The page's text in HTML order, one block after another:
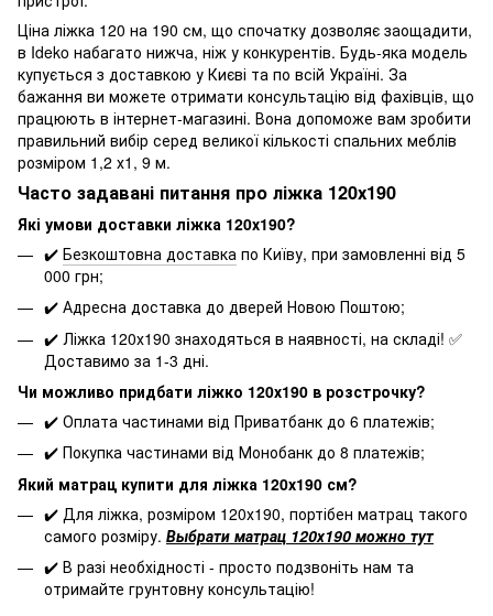
Ціна ліжка 120 на 190 см, що спочатку дозволяє заощадити,
в Ideko набагато нижча, ніж у конкурентів. Будь-яка модель
купується з доставкою у Києві та по всій Україні. За
бажання ви можете отримати консультацію від фахівців, що
працюють в інтернет-магазині. Вона допоможе вам зробити
правильний вибір серед великої кількості спальних меблів
розміром 1,2 х1, 9 м.
Часто задавані питання про ліжка 120х190
Які умови доставки ліжка 120х190?
✔️ Безкоштовна доставка по Київу, при замовленні від 5
000 грн;
✔️ Адресна доставка до дверей Новою Поштою;
✔️ Ліжка 120х190 знаходяться в наявності, на складі! ✅
Доставимо за 1-3 дні.
Чи можливо придбати ліжко 120х190 в розстрочку?
✔️ Оплата частинами від Приватбанк до 6 платежів;
✔️ Покупка частинами від Монобанк до 8 платежів;
Який матрац купити для ліжка 120х190 см?
✔️ Для ліжка, розміром 120х190, портібен матрац такого
самого розміру. Выбрати матрац 120х190 можно тут
✔️ В разі необхідності - просто подзвоніть нам та
отримайте грунтовну консультацію!